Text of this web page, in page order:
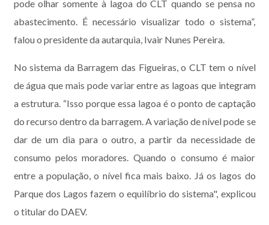
pode olhar somente à lagoa do CLT quando se pensa no
abastecimento. É necessário visualizar todo o sistema”,
falou o presidente da autarquia, Ivair Nunes Pereira.
No sistema da Barragem das Figueiras, o CLT tem o nível
de água que mais pode variar entre as lagoas que integram
a estrutura. “Isso porque essa lagoa é o ponto de captação
do recurso dentro da barragem. A variação de nível pode se
dar de um dia para o outro, a partir da necessidade de
consumo pelos moradores. Quando o consumo é maior
entre a população, o nível fica mais baixo. Já os lagos do
Parque dos Lagos fazem o equilíbrio do sistema", explicou
o titular do DAEV.